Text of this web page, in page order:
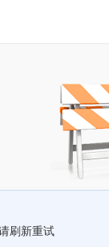
刷新重试